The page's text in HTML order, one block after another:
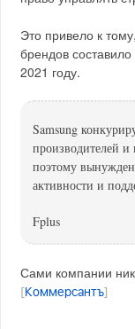
Это привело к
брендов
2021 году.
Samsung
производителей и
поэтому
активности и
Fplus
Сами компании
Коммерсантъ